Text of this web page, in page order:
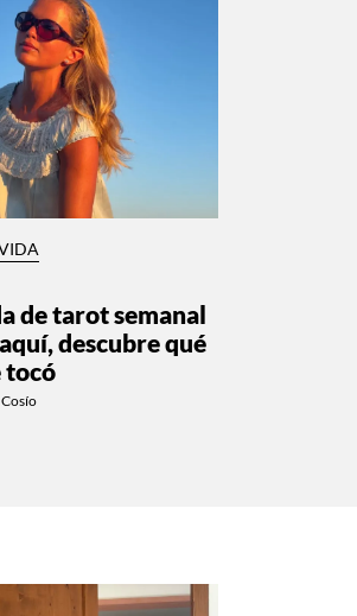
de tarot semanal
descubre qué
tocó